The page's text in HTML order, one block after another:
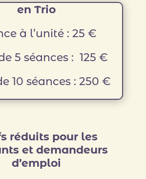
en Trio
à l’unité : 25 €
5 séances : 125 €
10 séances : 250 €
réduits pour les
et demandeurs
d’emploi